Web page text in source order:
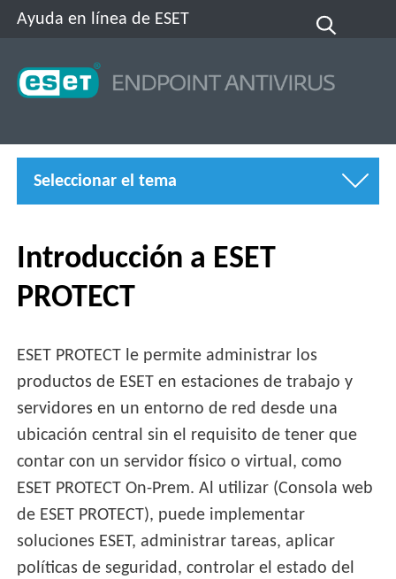
Ayuda en línea de ESET
Seleccionar el tema
Introducción a ESET
PROTECT
ESET PROTECT le permite administrar los
productos de ESET en estaciones de trabajo y
servidores en un entorno de red desde una
ubicación central sin el requisito de tener que
contar con un servidor físico o virtual, como
ESET PROTECT On-Prem. Al utilizar (Consola web
de ESET PROTECT), puede implementar
soluciones ESET, administrar tareas, aplicar
políticas de seguridad, controlar el estado del